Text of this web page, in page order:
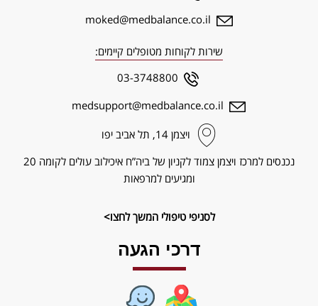
moked@medbalance.co.il
שירות לקוחות מטופלים קיימים:
03-3748800
medsupport@medbalance.co.il
ויצמן‬ 14, תל אביב יפו
נכנסים למרכז ויצמן צמוד לקניון של ביה”ח איכילוב עולים לקומה 20
ומגיעים למרפאות
לסניפי טיפולי המשך לחצו>
דרכי הגעה